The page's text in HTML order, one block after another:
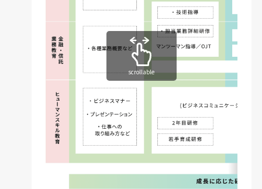
scrollable